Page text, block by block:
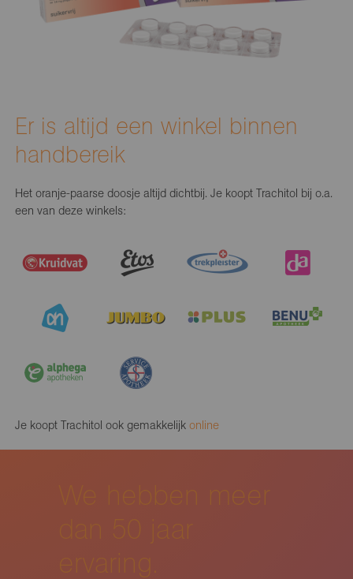
Er is altijd een winkel binnen
handbereik
Het oranje-paarse doosje altijd dichtbij. Je koopt Trachitol bij o.a.
een van deze winkels:
Je koopt Trachitol ook gemakkelijk online